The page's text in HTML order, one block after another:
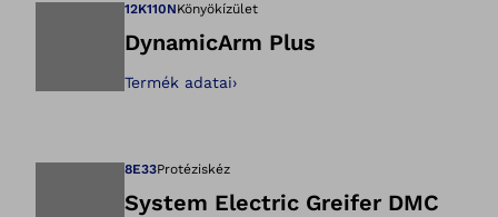
12K110NKönyökízület
DynamicArm Plus
Termék adatai›
8E33Protéziskéz
System Electric Greifer DMC